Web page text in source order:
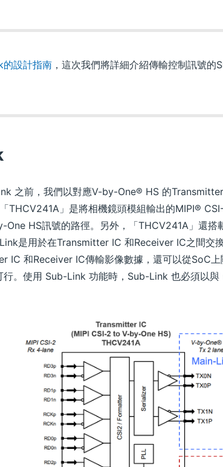
設計指南 ，這次我們將詳細介紹傳輸控制訊號的
之前，我們以對應V-by-One® HS 的
THCV241A」是將相機鏡頭模組輸出的MIPI®
HS訊號的路徑。另外，「THCV241A」還搭
是用於在Transmitter IC 和Receiver IC之間交
IC 和Receiver IC傳輸影像數據，還可以從SoC
行。使用 Sub-Link 功能時，Sub-Link 也必須以